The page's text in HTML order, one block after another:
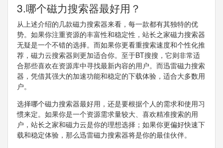
3.哪个磁力搜索器最好用？
从上述介绍的几款磁力搜索器来看，每一款都有其独特的优
势。如果你注重资源的丰富性和稳定性，站长之家磁力搜索器
无疑是一个不错的选择。而如果你更看重搜索速度和个性化推
荐，磁力云搜索器则更加适合你。至于BT搜搜，它则非常适
合那些喜欢在资源库中寻找最新内容的用户。而迅雷磁力搜索
器，凭借其强大的加速功能和稳定的下载体验，适合大多数用
户。
选择哪个磁力搜索器最好用，还是要根据个人的需求和使用习
惯来定。如果你是一个资源需求量较大、喜欢精准搜索的用
户，站长之家和磁力云是你的理想选择；如果你更偏好快速下
载和稳定体验，那么迅雷磁力搜索器将是你的最佳伙伴。